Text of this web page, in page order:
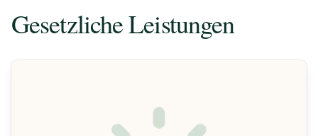
Gesetzliche Leistungen